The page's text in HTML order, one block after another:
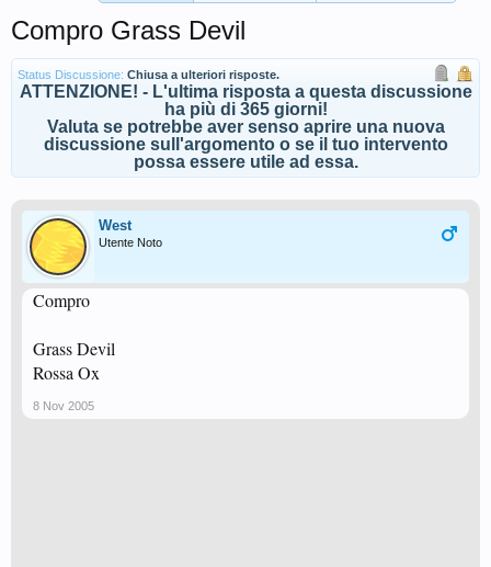
Compro Grass Devil
Status Discussione: Chiusa a ulteriori risposte.
ATTENZIONE! - L'ultima risposta a questa discussione
ha più di 365 giorni!
Valuta se potrebbe aver senso aprire una nuova
discussione sull'argomento o se il tuo intervento
possa essere utile ad essa.
West
Utente Noto
Compro
Grass Devil
Rossa Ox
8 Nov 2005